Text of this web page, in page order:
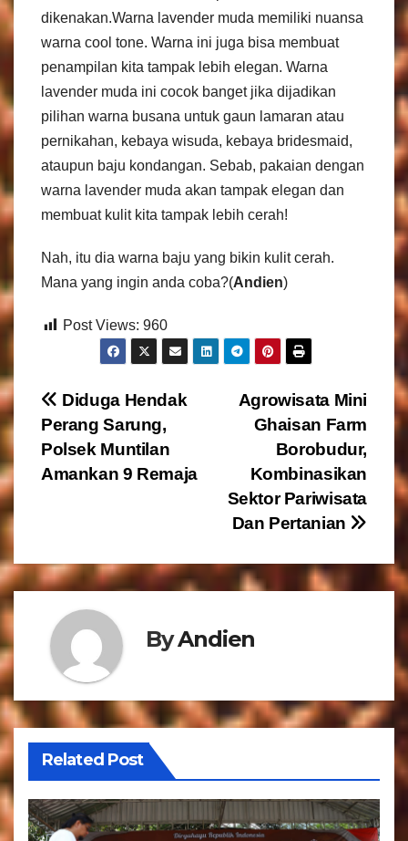
dikenakan.Warna lavender muda memiliki nuansa
warna cool tone. Warna ini juga bisa membuat
penampilan kita tampak lebih elegan. Warna
lavender muda ini cocok banget jika dijadikan
pilihan warna busana untuk gaun lamaran atau
pernikahan, kebaya wisuda, kebaya bridesmaid,
ataupun baju kondangan. Sebab, pakaian dengan
warna lavender muda akan tampak elegan dan
membuat kulit kita tampak lebih cerah!
Nah, itu dia warna baju yang bikin kulit cerah.
Mana yang ingin anda coba?(Andien)
Post Views: 960
N
a
v
g
a
s
p
o
s
Agrowisata Mini
Ghaisan Farm
Borobudur,
Kombinasikan
Sektor Pariwisata
Dan Pertanian
Diduga Hendak
Perang Sarung,
Polsek Muntilan
Amankan 9 Remaja
ByAndien
Related Post